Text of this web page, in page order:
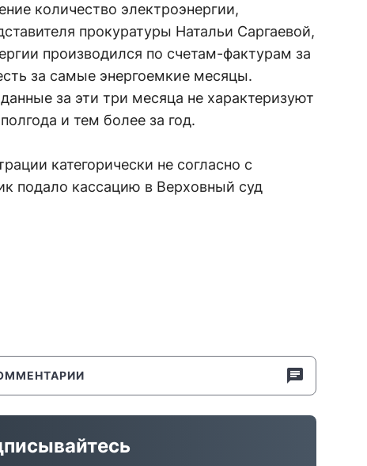
количество электроэнергии,
прокуратуры Натальи Саргаевой,
производился по счетам-фактурам за
за самые энергоемкие месяцы.
за эти три месяца не характеризуют
и тем более за год.
категорически не согласно с
подало кассацию в Верховный суд